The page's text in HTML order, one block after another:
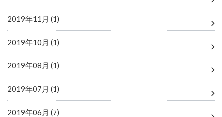
2019年11月 (1)
2019年10月 (1)
2019年08月 (1)
2019年07月 (1)
2019年06月 (7)